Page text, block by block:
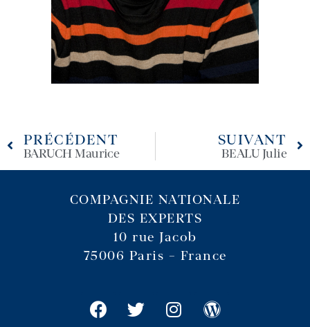
PRÉCÉDENT
BARUCH Maurice
SUIVANT
BEALU Julie
COMPAGNIE NATIONALE
DES EXPERTS
10 rue Jacob
75006 Paris – France